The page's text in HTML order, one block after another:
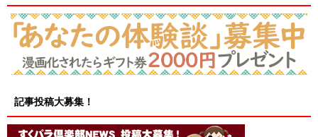
記事投稿大募集！